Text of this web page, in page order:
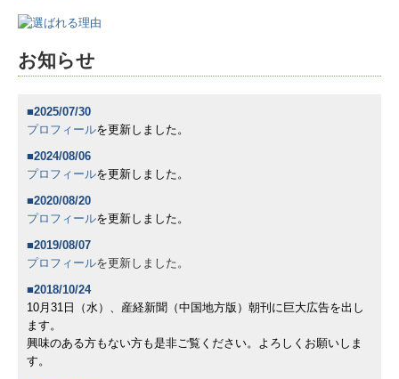
お知らせ
■2025/07/30
プロフィールを更新しました。
■2024/08/06
プロフィールを更新しました。
■2020/08/20
プロフィールを更新しました。
■2019/08/07
プロフィールを更新しました。
■2018/10/24
10月31日（水）、産経新聞（中国地方版）朝刊に巨大広告を出し
ます。
興味のある方もない方も是非ご覧ください。よろしくお願いしま
す。